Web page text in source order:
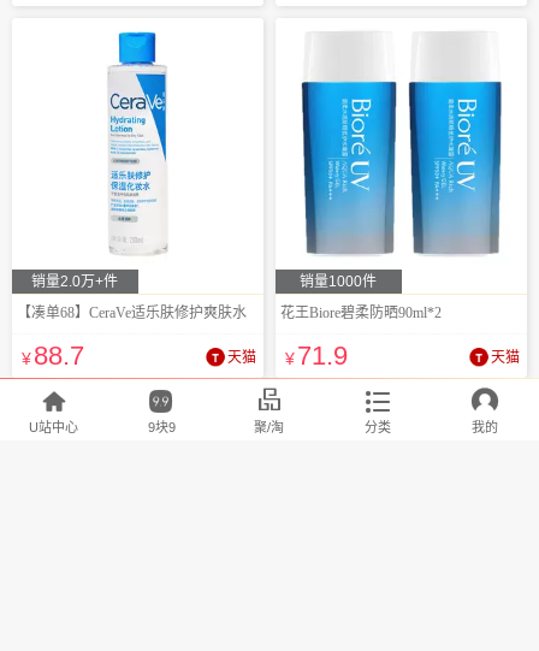
销量2.0万+件
【凑单68】CeraVe适乐肤修护爽肤水
¥88.7 天猫
销量1000件
花王Biore碧柔防晒90ml*2
¥71.9 天猫

U站中心

9块9

聚/淘

分类

我的